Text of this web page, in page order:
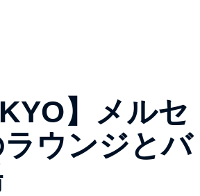
】メルセ
ウンジとバ